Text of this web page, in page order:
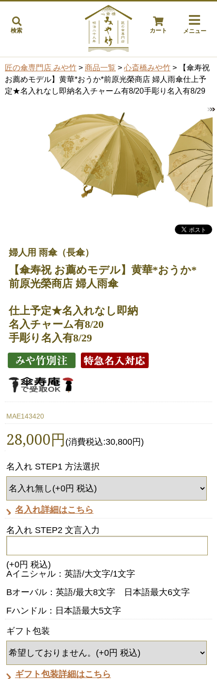
検索 カート メニュー
匠の傘専門店 みや竹 > 商品一覧 > 心斎橋みや竹 > 【傘寿祝
お薦めモデル】黄華*おうか*前原光榮商店 婦人雨傘仕上予
定★名入れなし即納名入チャーム有8/20手彫り名入有8/29
婦人用 雨傘（長傘）
【傘寿祝 お薦めモデル】黄華*おうか*
前原光榮商店 婦人雨傘
仕上予定★名入れなし即納
名入チャーム有8/20
手彫り名入有8/29
MAE143420
28,000円 (消費税込:30,800円)
名入れ STEP1 方法選択
名入れ詳細はこちら
名入れ STEP2 文言入力
(+0円 税込)
Aイニシャル：英語/大文字/1文字
Bオーバル：英語/最大8文字 日本語最大6文字
Fハンドル：日本語最大5文字
ギフト包装
ギフト包装詳細はこちら